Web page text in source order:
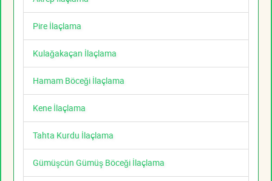
Pire İlaçlama
Kulağakaçan İlaçlama
Hamam Böceği İlaçlama
Kene İlaçlama
Tahta Kurdu İlaçlama
Gümüşcün Gümüş Böceği İlaçlama